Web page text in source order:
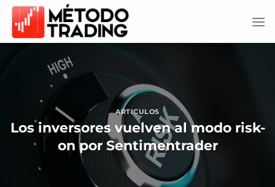
Saltar
contenido
ARTICULOS
Los inversores vuelven al modo risk-
on por Sentimentrader